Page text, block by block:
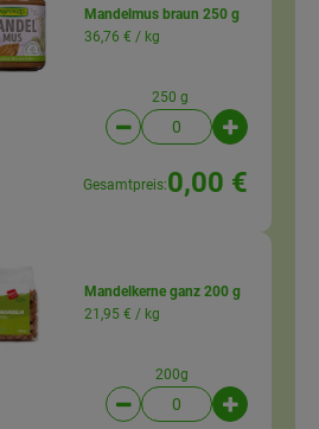
Mandelmus braun 250 g
36,76 € / kg
250 g
Artikelanzahl
Gesamtpreis:0,00 €
Mandelkerne ganz 200 g
21,95 € / kg
200g
Artikelanzahl